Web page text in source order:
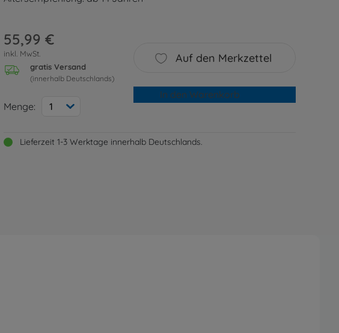
55,99 €
inkl. MwSt.
gratis Versand
(innerhalb Deutschlands)
Menge: 1
Auf den Merkzettel
In den Warenkorb
Lieferzeit 1-3 Werktage innerhalb Deutschlands.